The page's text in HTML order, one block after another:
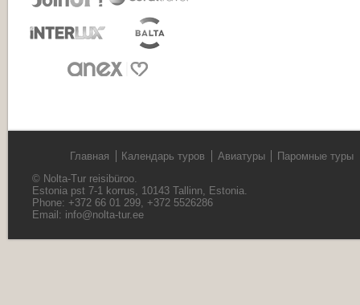
Главная Календарь туров Авиатуры
Паромные туры
© Nolta-Tur reisibüroo.
Estonia pst 7-1 korrus, 10143 Tallinn, Estonia.
Phone: +372 66 01 299, +372 5526286
Email: info@nolta-tur.ee